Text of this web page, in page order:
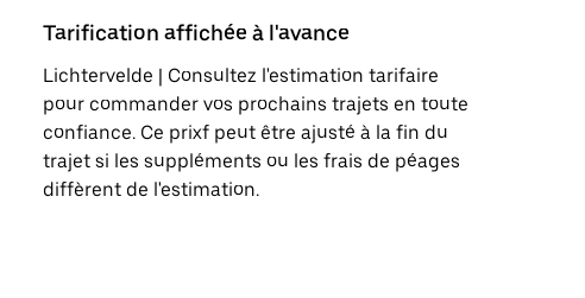
Tarification affichée à l'avance
Lichtervelde | Consultez l'estimation tarifaire
pour commander vos prochains trajets en toute
confiance. Ce prixf peut être ajusté à la fin du
trajet si les suppléments ou les frais de péages
diffèrent de l'estimation.